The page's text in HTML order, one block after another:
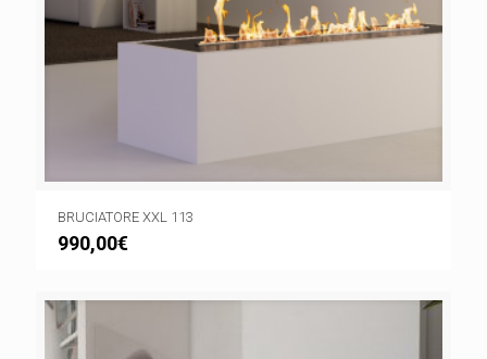
BRUCIATORE XXL 113
990,00€